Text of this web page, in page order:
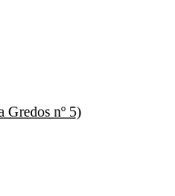
Gredos nº 5)